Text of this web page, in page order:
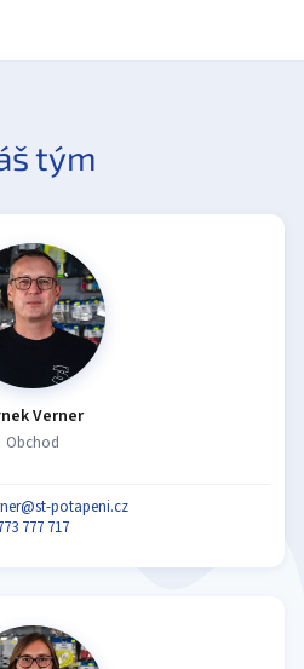
tým
Verner
Obchod
potapeni.cz
777 717